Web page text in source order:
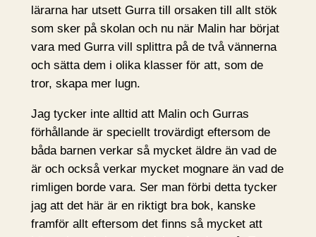
lärarna har utsett Gurra till orsaken till allt stök
som sker på skolan och nu när Malin har börjat
vara med Gurra vill splittra på de två vännerna
och sätta dem i olika klasser för att, som de
tror, skapa mer lugn.
Jag tycker inte alltid att Malin och Gurras
förhållande är speciellt trovärdigt eftersom de
båda barnen verkar så mycket äldre än vad de
är och också verkar mycket mognare än vad de
rimligen borde vara. Ser man förbi detta tycker
jag att det här är en riktigt bra bok, kanske
framför allt eftersom det finns så mycket att